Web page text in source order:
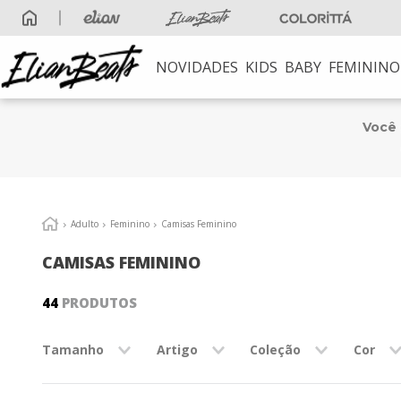
Frete Grátis acima de R$ 249
NOVIDADES KIDS BABY FEMININO
Você
Adulto Feminino Camisas Feminino
CAMISAS FEMININO
44 PRODUTOS
Artigo Coleção Cor
Tamanho
TERMOS MAIS
elian beats
8
calça